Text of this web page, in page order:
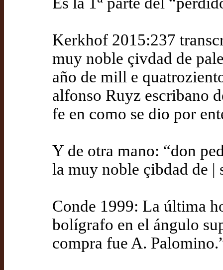
Kerkhof 2015:237
muy noble çivdad de
año de mill e
alfonso Ruyz escribano
fe en como se dio por
Y de otra mano: “don
la muy noble çibdad de |
Conde 1999: La última
bolígrafo en el ángulo
compra fue A.